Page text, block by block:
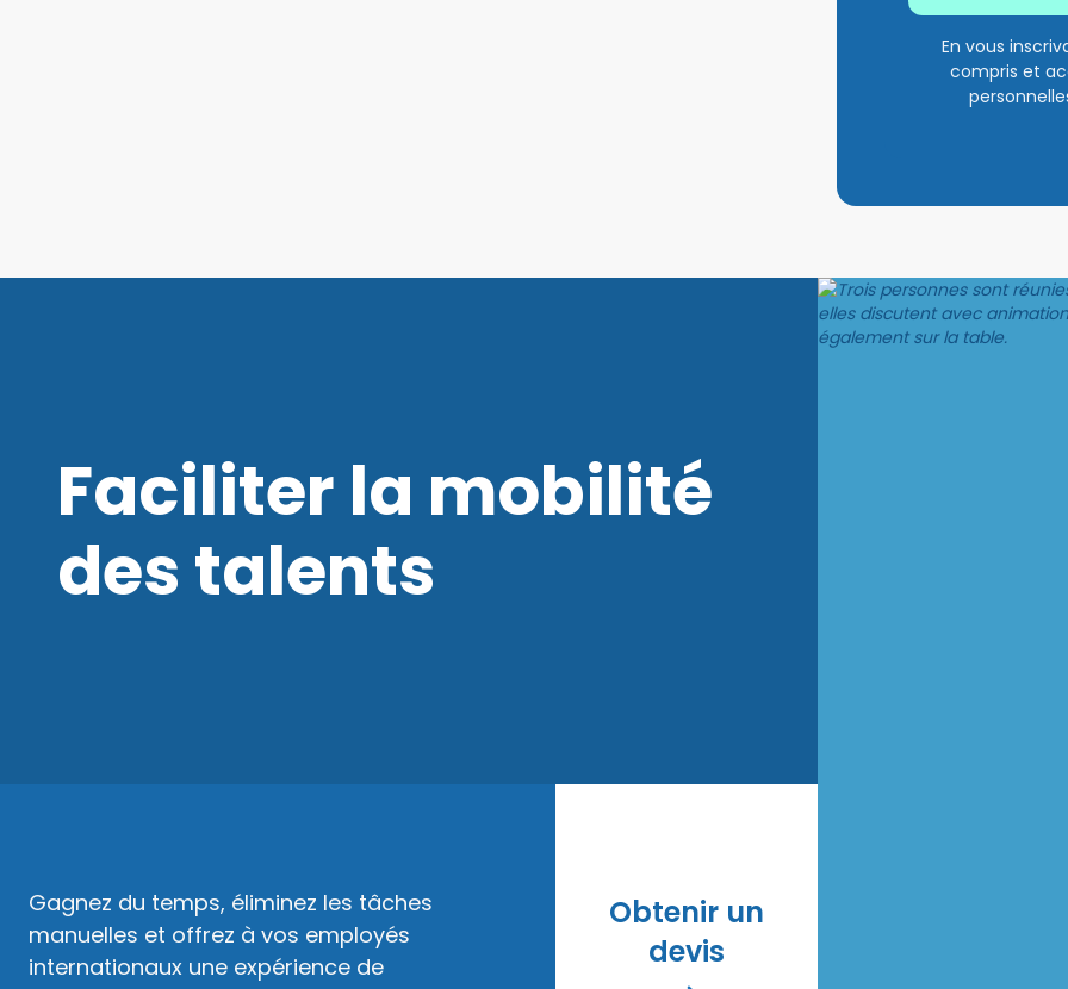
En vous
compris et
Faciliter la mobilité
des talents
Gagnez du temps, éliminez les tâches
manuelles et offrez à vos employés
internationaux une expérience de
Obtenir un
devis